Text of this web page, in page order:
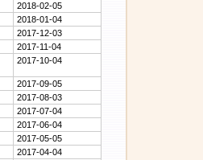
2018-02-05
2018-01-04
2017-12-03
2017-11-04
2017-10-04
2017-09-05
2017-08-03
2017-07-04
2017-06-04
2017-05-05
2017-04-04